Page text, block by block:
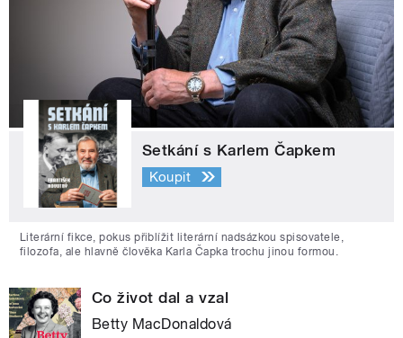
Setkání s Karlem Čapkem
Koupit
Literární fikce, pokus přiblížit literární nadsázkou spisovatele,
filozofa, ale hlavně člověka Karla Čapka trochu jinou formou.
Co život dal a vzal
Betty MacDonaldová